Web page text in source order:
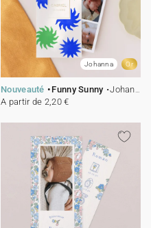
Johanna Or
Nouveauté Funny Sunny
Johanna
A partir de 2,20 €